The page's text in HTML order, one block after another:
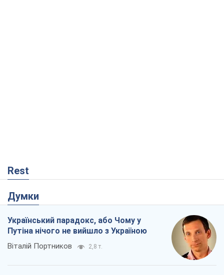
Rest
Думки
Український парадокс, або Чому у
Путіна нічого не вийшло з Україною
Віталій Портников 2,8 т.